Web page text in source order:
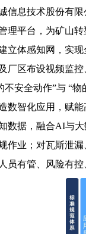
信息技术股份有
理平台，为矿山转
立体感知网，实现
厂区布设视频监
不安全动作”与 “
数智化应用，赋能
数据，融合AI与
作业；对瓦斯泄
员有管、风险有控